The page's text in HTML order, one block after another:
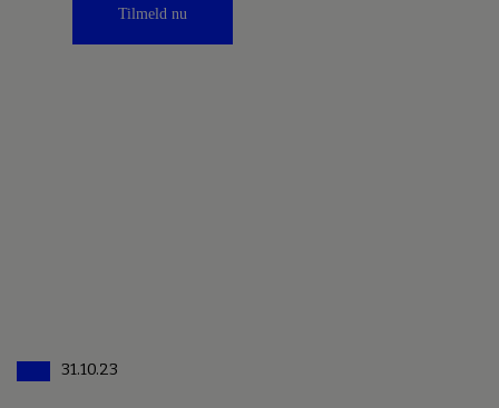
Tilmeld nu
31.10.23